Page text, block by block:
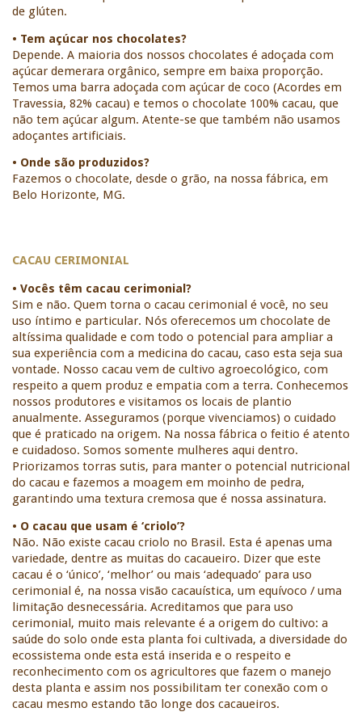
de glúten.
• Tem açúcar nos chocolates?
Depende. A maioria dos nossos chocolates é adoçada com
açúcar demerara orgânico, sempre em baixa proporção.
Temos uma barra adoçada com açúcar de coco (Acordes em
Travessia, 82% cacau) e temos o chocolate 100% cacau, que
não tem açúcar algum. Atente-se que também não usamos
adoçantes artificiais.
• Onde são produzidos?
Fazemos o chocolate, desde o grão, na nossa fábrica, em
Belo Horizonte, MG.
CACAU CERIMONIAL
• Vocês têm cacau cerimonial?
Sim e não. Quem torna o cacau cerimonial é você, no seu
uso íntimo e particular. Nós oferecemos um chocolate de
altíssima qualidade e com todo o potencial para ampliar a
sua experiência com a medicina do cacau, caso esta seja sua
vontade. Nosso cacau vem de cultivo agroecológico, com
respeito a quem produz e empatia com a terra. Conhecemos
nossos produtores e visitamos os locais de plantio
anualmente. Asseguramos (porque vivenciamos) o cuidado
que é praticado na origem. Na nossa fábrica o feitio é atento
e cuidadoso. Somos somente mulheres aqui dentro.
Priorizamos torras sutis, para manter o potencial nutricional
do cacau e fazemos a moagem em moinho de pedra,
garantindo uma textura cremosa que é nossa assinatura.
• O cacau que usam é ‘criolo’?
Não. Não existe cacau criolo no Brasil. Esta é apenas uma
variedade, dentre as muitas do cacaueiro. Dizer que este
cacau é o ‘único’, ‘melhor’ ou mais ‘adequado’ para uso
cerimonial é, na nossa visão cacauística, um equívoco / uma
limitação desnecessária. Acreditamos que para uso
cerimonial, muito mais relevante é a origem do cultivo: a
saúde do solo onde esta planta foi cultivada, a diversidade do
ecossistema onde esta está inserida e o respeito e
reconhecimento com os agricultores que fazem o manejo
desta planta e assim nos possibilitam ter conexão com o
cacau mesmo estando tão longe dos cacaueiros.